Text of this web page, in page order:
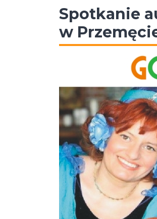
Spotkanie
w